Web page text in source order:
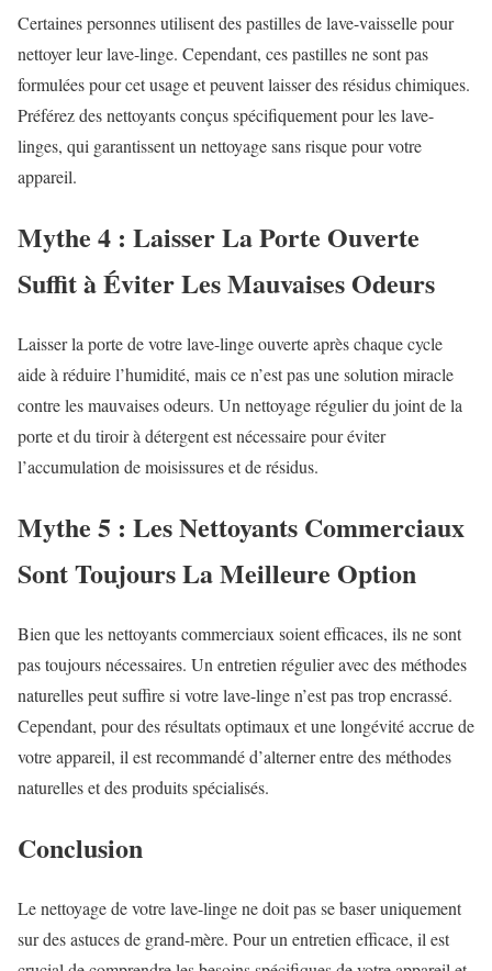
Certaines personnes utilisent des pastilles de lave-vaisselle pour
nettoyer leur lave-linge. Cependant, ces pastilles ne sont pas
formulées pour cet usage et peuvent laisser des résidus chimiques.
Préférez des nettoyants conçus spécifiquement pour les lave-
linges, qui garantissent un nettoyage sans risque pour votre
appareil.
Mythe 4 : Laisser La Porte Ouverte
Suffit à Éviter Les Mauvaises Odeurs
Laisser la porte de votre lave-linge ouverte après chaque cycle
aide à réduire l’humidité, mais ce n’est pas une solution miracle
contre les mauvaises odeurs. Un nettoyage régulier du joint de la
porte et du tiroir à détergent est nécessaire pour éviter
l’accumulation de moisissures et de résidus.
Mythe 5 : Les Nettoyants Commerciaux
Sont Toujours La Meilleure Option
Bien que les nettoyants commerciaux soient efficaces, ils ne sont
pas toujours nécessaires. Un entretien régulier avec des méthodes
naturelles peut suffire si votre lave-linge n’est pas trop encrassé.
Cependant, pour des résultats optimaux et une longévité accrue de
votre appareil, il est recommandé d’alterner entre des méthodes
naturelles et des produits spécialisés.
Conclusion
Le nettoyage de votre lave-linge ne doit pas se baser uniquement
sur des astuces de grand-mère. Pour un entretien efficace, il est